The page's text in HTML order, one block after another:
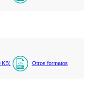
KB) Otros formatos